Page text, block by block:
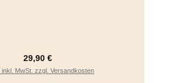
Regulärer Preis:
29,90 €
inkl. MwSt. zzgl. Versandkosten